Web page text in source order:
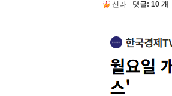
신라 댓글: 10 개